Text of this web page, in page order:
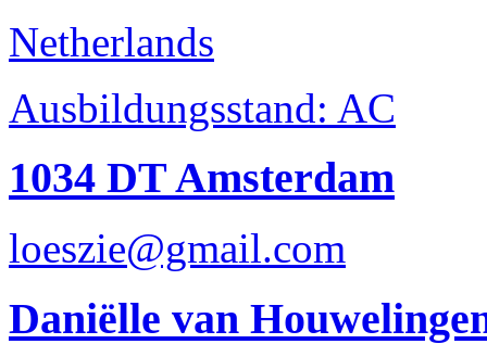
Netherlands
Ausbildungsstand: AC
1034 DT Amsterdam
loeszie@gmail.com
Daniëlle van